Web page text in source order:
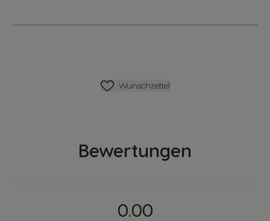
Wunschliste
Wunschzettel
Bewertungen
0.00